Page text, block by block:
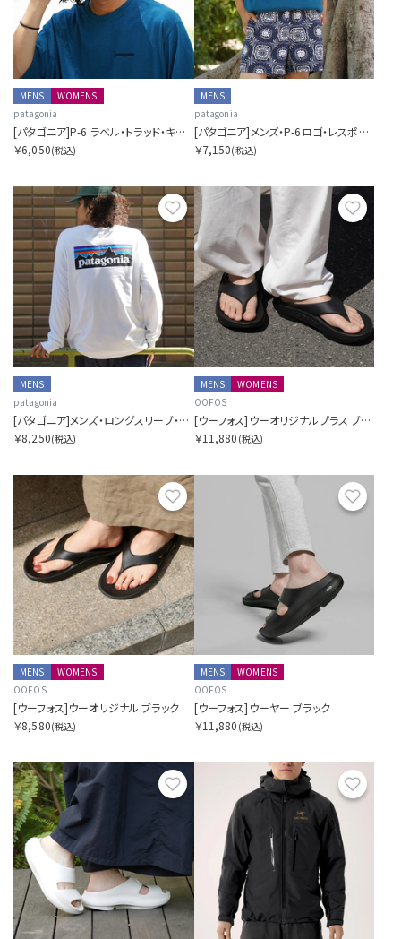
MENS
WOMENS
patagonia
[パタゴニア]P-6 ラベル・トラッド・キャップ
￥6,050(税込)
MENS
patagonia
[パタゴニア]メンズ・P-6ロゴ・レスポンシビリティー
￥7,150(税込)
お気に入り
MENS
patagonia
[パタゴニア]メンズ・ロングスリーブ・P-6ロゴ・レスポンシビリティー
￥8,250(税込)
MENS
WOMENS
OOFOS
[ウーフォス]ウーオリジナルプラス ブラック
￥11,880 (税込)
お気に入り
MENS
WOMENS
OOFOS
[ウーフォス]ウーオリジナル ブラック
￥8,580(税込)
MENS
WOMENS
OOFOS
[ウーフォス]ウーヤー ブラック
￥11,880 (税込)
お気に入り